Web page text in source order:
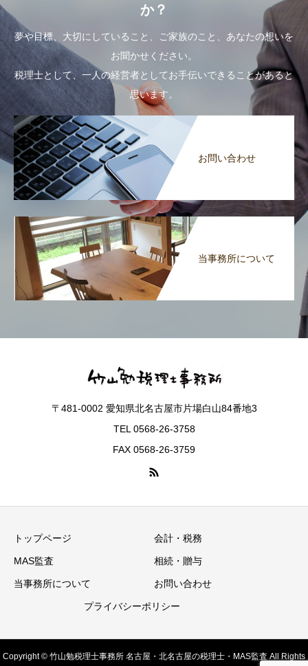
か？
夢や目標、大切にしていること、ご家族のこと、あなたの想いを
お聞かせください。
税理士として、一人の経営者としてお手伝いできることがあると
思います。
お問い合わせ
当事務所について
〒481-0002 愛知県北名古屋市片場白山84番地3
TEL 0568-26-3758
FAX 0568-26-3759
トップページ 会計・税務
MAS監査 相続・贈与
当事務所について お問い合わせ
プライバシーポリシー
Copyright © 竹山勉税理士事務所 名古屋・北名古屋の税理士・MAS監査 All Rights